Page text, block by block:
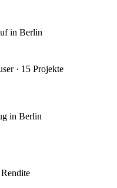
in Berlin
· 15 Projekte
in Berlin